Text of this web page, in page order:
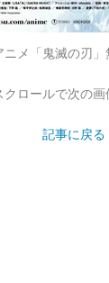
ニメ「鬼滅の刃
ロールで次の
記事に戻る